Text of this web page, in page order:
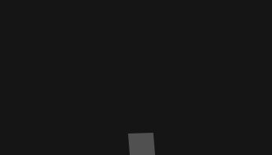
Marca El Corte Inglés